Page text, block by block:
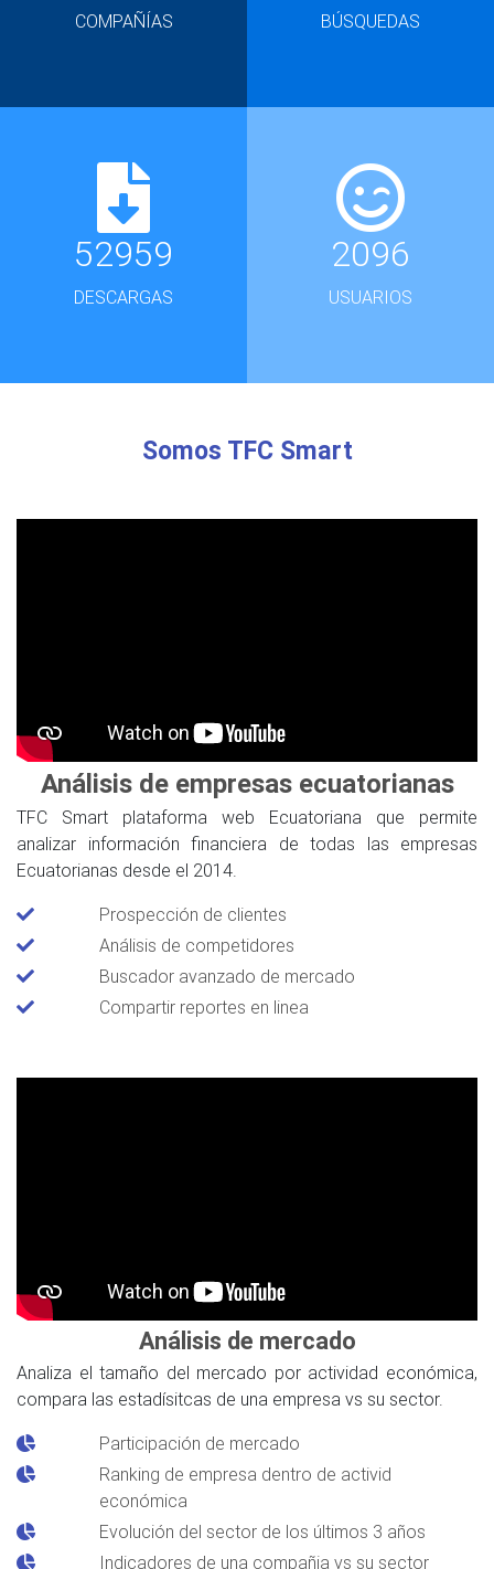
COMPAÑÍAS BÚSQUEDAS
52959
DESCARGAS
2096
USUARIOS
Somos TFC Smart
Análisis de empresas ecuatorianas
TFC Smart plataforma web Ecuatoriana que permite
analizar información financiera de todas las empresas
Ecuatorianas desde el 2014.
Prospección de clientes
Análisis de competidores
Buscador avanzado de mercado
Compartir reportes en linea
Análisis de mercado
Analiza el tamaño del mercado por actividad económica,
compara las estadísitcas de una empresa vs su sector.
Participación de mercado
Ranking de empresa dentro de activid
económica
Evolución del sector de los últimos 3 años
Indicadores de una compañia vs su sector